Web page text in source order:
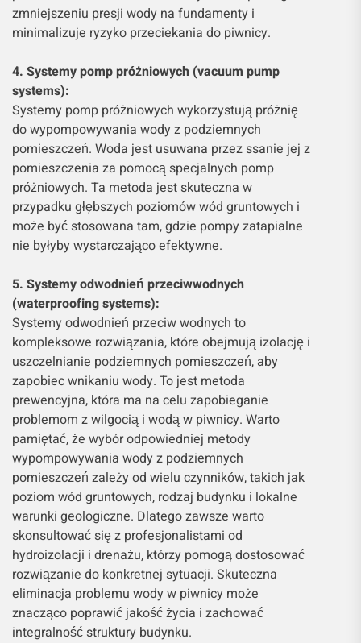
zmniejszeniu presji wody na fundamenty i
minimalizuje ryzyko przeciekania do piwnicy.
4. Systemy pomp próżniowych (vacuum pump
systems):
Systemy pomp próżniowych wykorzystują próżnię
do wypompowywania wody z podziemnych
pomieszczeń. Woda jest usuwana przez ssanie jej z
pomieszczenia za pomocą specjalnych pomp
próżniowych. Ta metoda jest skuteczna w
przypadku głębszych poziomów wód gruntowych i
może być stosowana tam, gdzie pompy zatapialne
nie byłyby wystarczająco efektywne.
5. Systemy odwodnień przeciwwodnych
(waterproofing systems):
Systemy odwodnień przeciw wodnych to
kompleksowe rozwiązania, które obejmują izolację i
uszczelnianie podziemnych pomieszczeń, aby
zapobiec wnikaniu wody. To jest metoda
prewencyjna, która ma na celu zapobieganie
problemom z wilgocią i wodą w piwnicy. Warto
pamiętać, że wybór odpowiedniej metody
wypompowywania wody z podziemnych
pomieszczeń zależy od wielu czynników, takich jak
poziom wód gruntowych, rodzaj budynku i lokalne
warunki geologiczne. Dlatego zawsze warto
skonsultować się z profesjonalistami od
hydroizolacji i drenażu, którzy pomogą dostosować
rozwiązanie do konkretnej sytuacji. Skuteczna
eliminacja problemu wody w piwnicy może
znacząco poprawić jakość życia i zachować
integralność struktury budynku.